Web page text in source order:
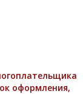
оформления,